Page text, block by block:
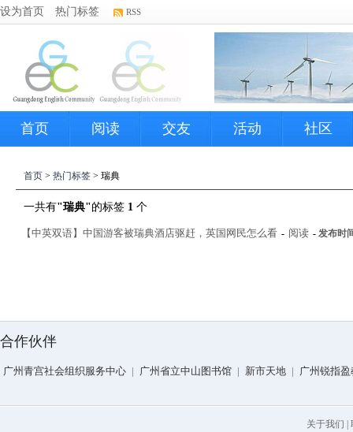
设为首页 热门标签 RSS
首页 阅读 交友 活动 社区
首页 > 热门标签 > 瑞典
一共有"瑞典"的标签 1 个
【中英双语】中国游客被瑞典酒店驱赶，英国网民怎么看 - 阅读 - 发布时
合作伙伴
广州青宫社会组织服务中心 | 广州省立中山图书馆 | 新市天地 | 广州锐指
关于我们 |